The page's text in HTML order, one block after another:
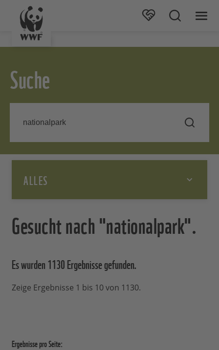
Suche
ALLES
Gesucht nach "nationalpark".
Es wurden 1130 Ergebnissegefunden.
Zeige Ergebnisse 1 bis 10 von 1130.
Ergebnisse pro Seite: